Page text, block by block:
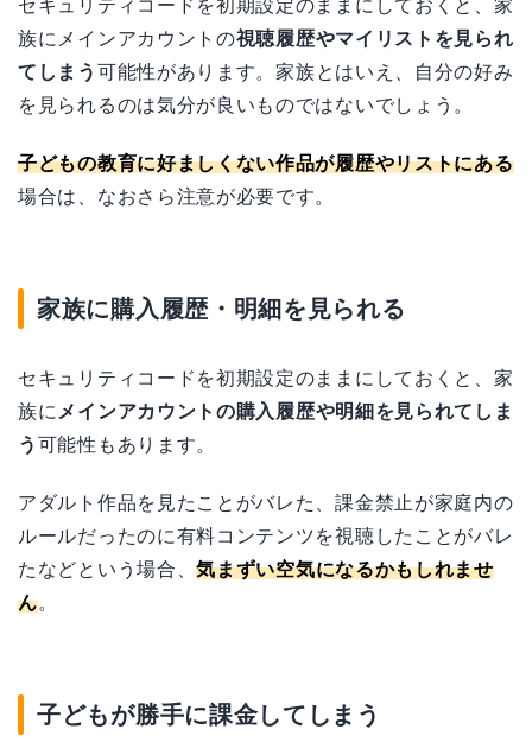
セキュリティコードを初期設定のままにしておくと、家
族にメインアカウントの視聴履歴やマイリストを見られ
てしまう 可能性があります。家族とはいえ、自分の好み
を見られるのは気分が良いものではないでしょう。
子どもの教育に好ましくない作品が履歴やリストにある
場合は、なおさら注意が必要です。
家族に購入履歴・明細を見られる
セキュリティコードを初期設定のままにしておくと、家
族に メインアカウントの購入履歴や明細を見られてしま
う 可能性もあります。
アダルト作品を見たことがバレた、課金禁止が家庭内の
ルールだったのに有料コンテンツを視聴したことがバレ
たなどという場合、気まずい空気になるかもしれませ
ん。
子どもが勝手に課金してしまう